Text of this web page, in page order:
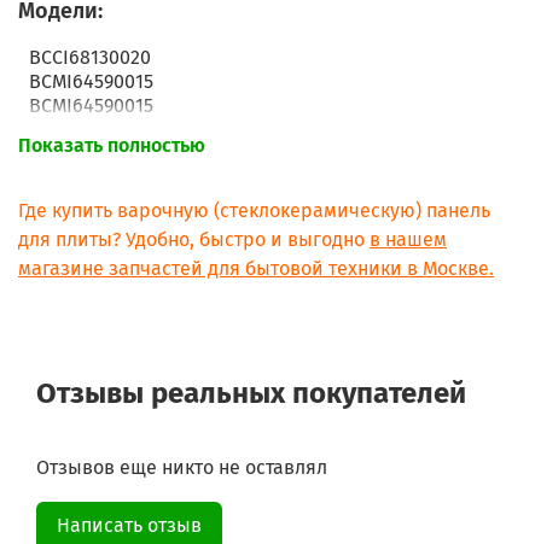
Модели:
BCCI68130020
BCMI64590015
BCMI64590015
Показать полностью
Где купить варочную (стеклокерамическую) панель
для плиты? Удобно, быстро и выгодно в нашем
магазине запчастей для бытовой техники в Москве.
Отзывы реальных покупателей
Отзывов еще никто не оставлял
Написать отзыв